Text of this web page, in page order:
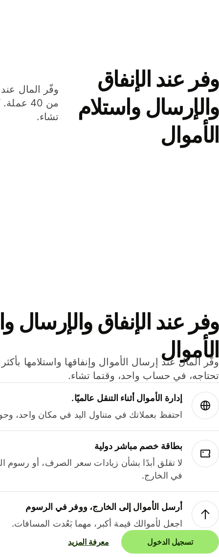
وفر عند الإنفاق
والإرسال واستلام
الأموال
وفّر المال عند
من 40
تشاء.
وفر عند الإنفاق والإرسال
الأموال
تحتاجه، في حساب واحد، وقتما تشاء.
إدارة الأموال أثناء التنقل عالميًا.
احتفظ بعملاتك في متناول اليد في مكان واحد،
بطاقة خصم مباشر دولية
لا تقلق أبدًا بشأن زيادات سعر الصرف، أو رسوم
في الخارج.
أرسل الأموال إلى الخارج، ووفر في الرسوم
اجعل لأموالك قيمة أكبر، مهما بَعُدت المسافات.
تسجيل الدخول معرفة المزيد